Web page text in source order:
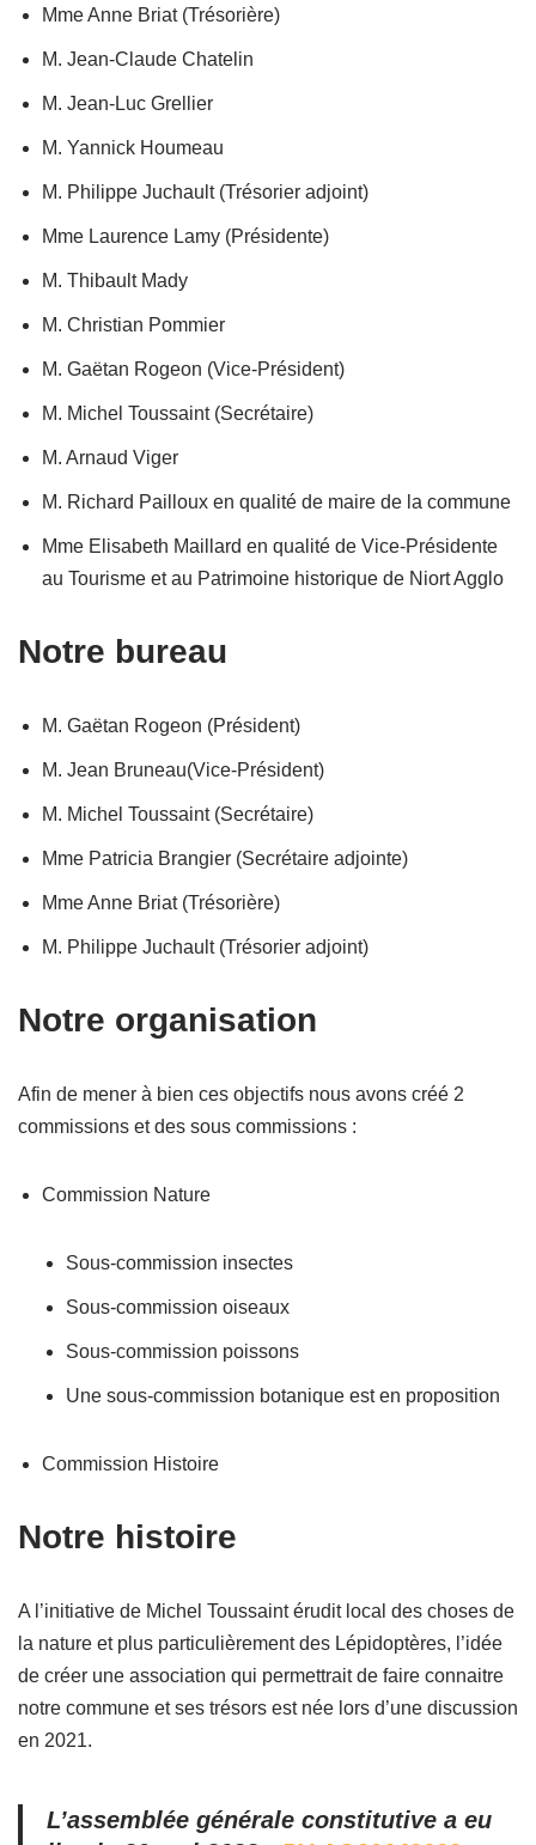
Mme Anne Briat (Trésorière)
M. Jean-Claude Chatelin
M. Jean-Luc Grellier
M. Yannick Houmeau
M. Philippe Juchault (Trésorier adjoint)
Mme Laurence Lamy (Présidente)
M. Thibault Mady
M. Christian Pommier
M. Gaëtan Rogeon (Vice-Président)
M. Michel Toussaint (Secrétaire)
M. Arnaud Viger
M. Richard Pailloux en qualité de maire de la commune
Mme Elisabeth Maillard en qualité de Vice-Présidente
au Tourisme et au Patrimoine historique de Niort Agglo
Notre bureau
M. Gaëtan Rogeon (Président)
M. Jean Bruneau(Vice-Président)
M. Michel Toussaint (Secrétaire)
Mme Patricia Brangier (Secrétaire adjointe)
Mme Anne Briat (Trésorière)
M. Philippe Juchault (Trésorier adjoint)
Notre organisation
Afin de mener à bien ces objectifs nous avons créé 2
commissions et des sous commissions :
Commission Nature
Sous-commission insectes
Sous-commission oiseaux
Sous-commission poissons
Une sous-commission botanique est en proposition
Commission Histoire
Notre histoire
A l’initiative de Michel Toussaint érudit local des choses de
la nature et plus particulièrement des Lépidoptères, l’idée
de créer une association qui permettrait de faire connaitre
notre commune et ses trésors est née lors d’une discussion
en 2021.
L’assemblée générale constitutive a eu